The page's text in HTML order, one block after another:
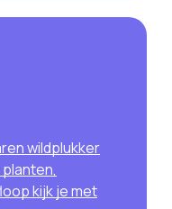
wildplukker
kijk je met